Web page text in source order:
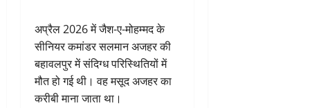
अप्रैल 2026 में जैश-ए-मोहम्मद के
सीनियर कमांडर सलमान अजहर की
बहावलपुर में संदिग्ध परिस्थितियों में
मौत हो गई थी। वह मसूद अजहर का
करीबी माना जाता था।